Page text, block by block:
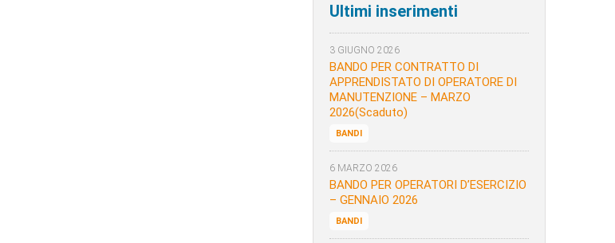
Ultimi inserimenti
3 GIUGNO 2026
BANDO PER CONTRATTO DI
APPRENDISTATO DI OPERATORE DI
MANUTENZIONE – MARZO
2026(Scaduto)
BANDI
6 MARZO 2026
BANDO PER OPERATORI D’ESERCIZIO
– GENNAIO 2026
BANDI